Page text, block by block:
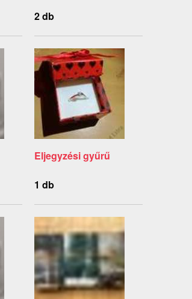
2 db
Eljegyzési gyűrű
1 db